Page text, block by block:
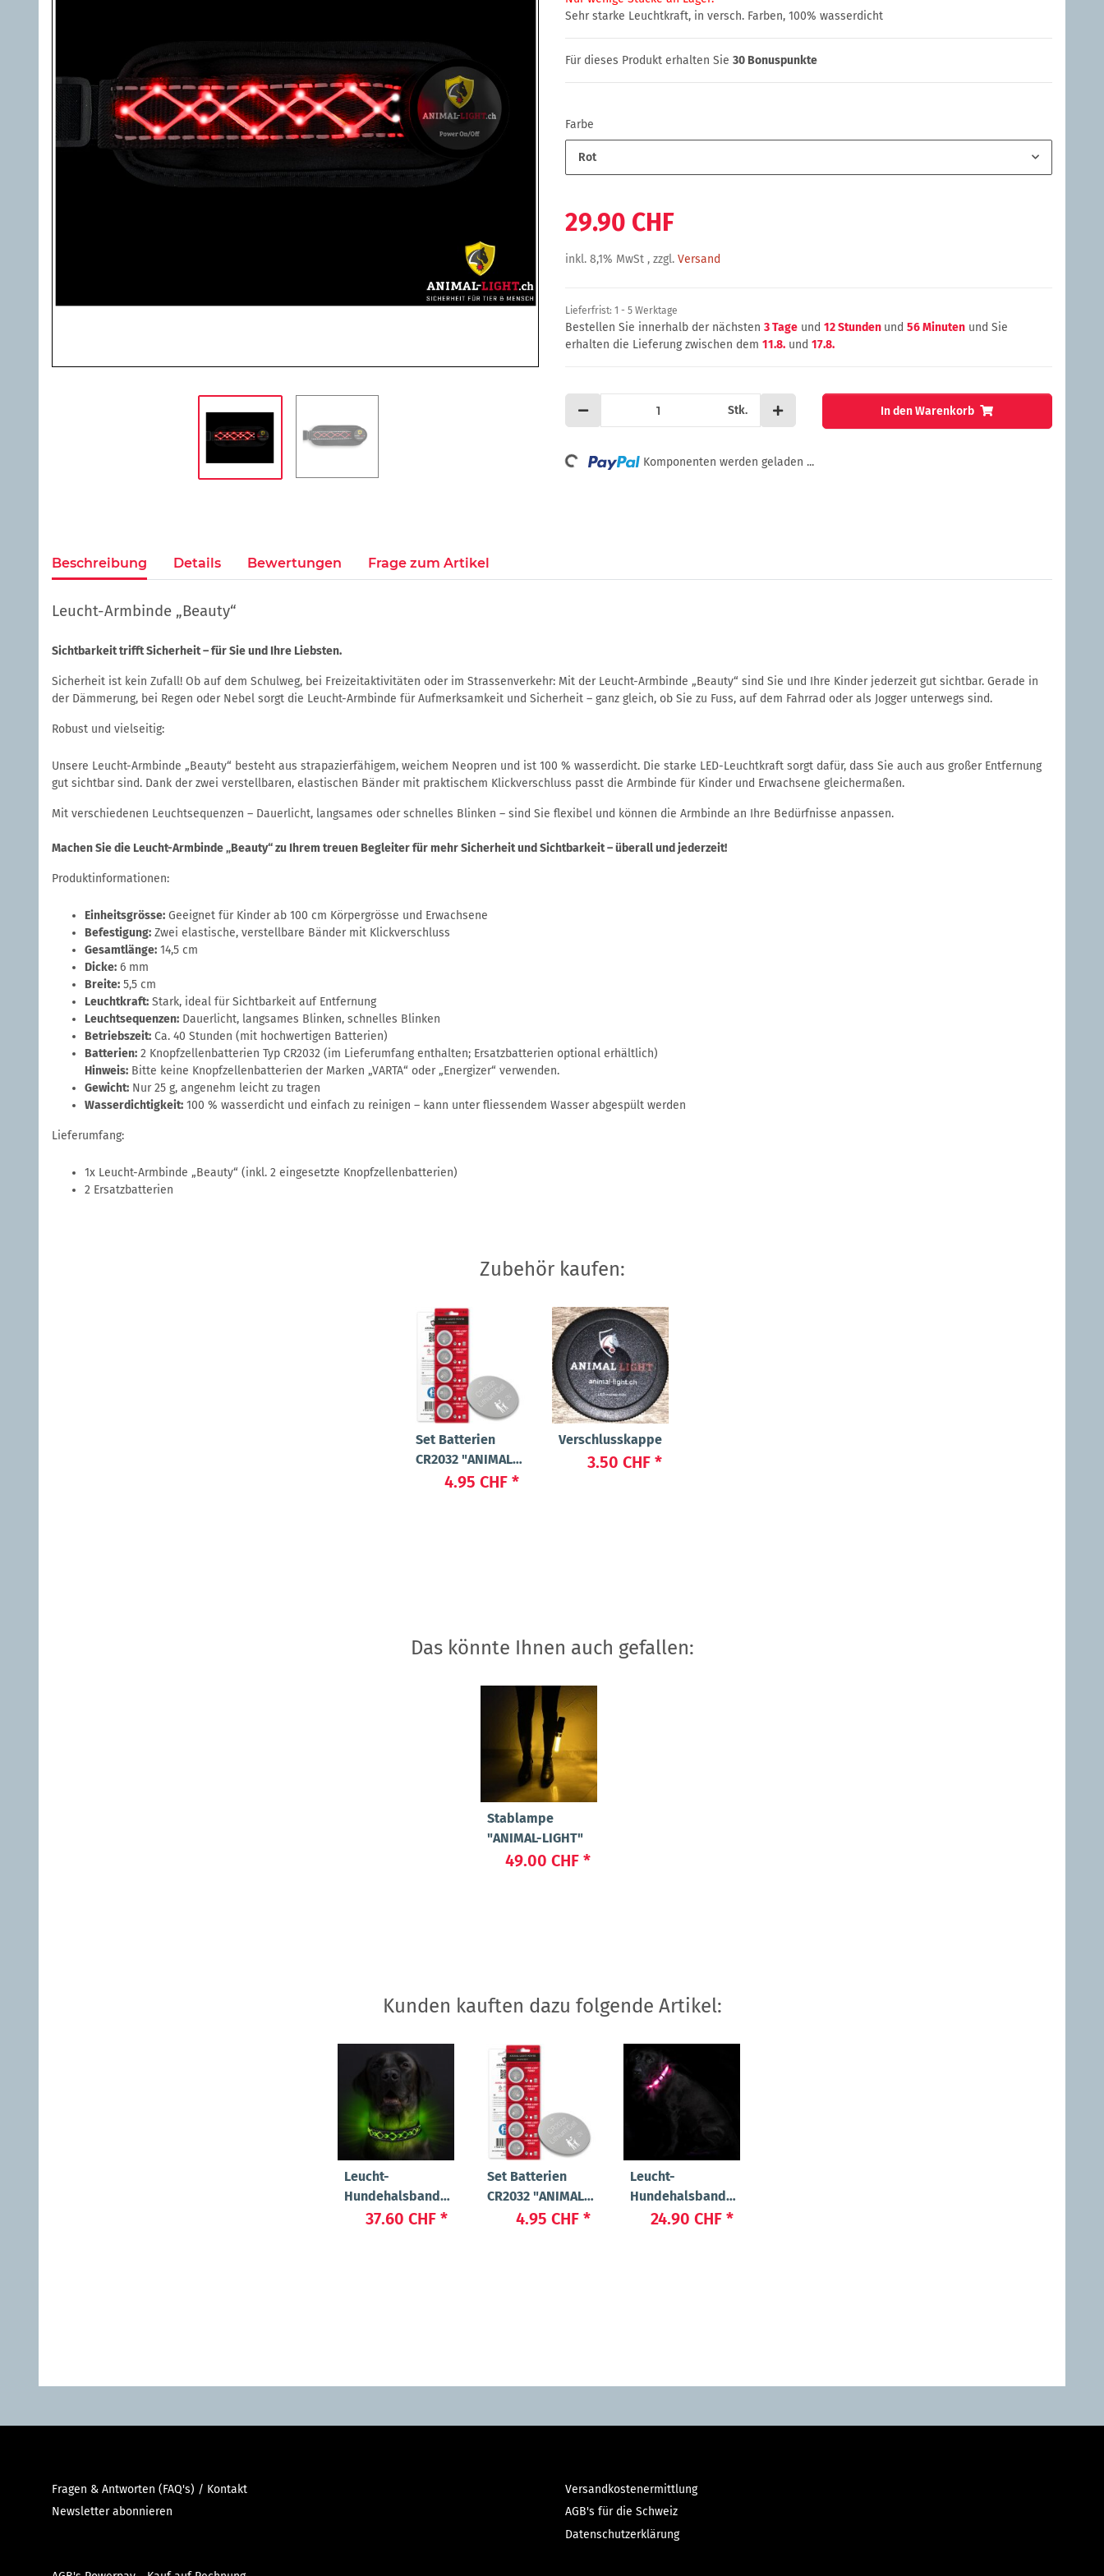
Sehr starke Leuchtkraft, in versch. Farben, 100% wasserdicht
Für dieses Produkt erhalten Sie 30 Bonuspunkte
Farbe
Rot
29.90 CHF
inkl. 8,1% MwSt , zzgl. Versand
Lieferfrist: 1 - 5 Werktage
Bestellen Sie innerhalb der nächsten 3 Tage und 12 Stunden und 56 Minuten und Sie
erhalten die Lieferung zwischen dem 11.8. und 17.8.
Stk. In den Warenkorb
Loading... Komponenten werden geladen ...
Beschreibung Details Bewertungen Frage zum Artikel
Leucht-Armbinde „Beauty“
Sichtbarkeit trifft Sicherheit – für Sie und Ihre Liebsten.
Sicherheit ist kein Zufall! Ob auf dem Schulweg, bei Freizeitaktivitäten oder im Strassenverkehr: Mit der Leucht-Armbinde „Beauty“ sind Sie und Ihre Kinder jederzeit gut sichtbar. Gerade in
der Dämmerung, bei Regen oder Nebel sorgt die Leucht-Armbinde für Aufmerksamkeit und Sicherheit – ganz gleich, ob Sie zu Fuss, auf dem Fahrrad oder als Jogger unterwegs sind.
Robust und vielseitig:
Unsere Leucht-Armbinde „Beauty“ besteht aus strapazierfähigem, weichem Neopren und ist 100 % wasserdicht. Die starke LED-Leuchtkraft sorgt dafür, dass Sie auch aus großer Entfernung
gut sichtbar sind. Dank der zwei verstellbaren, elastischen Bänder mit praktischem Klickverschluss passt die Armbinde für Kinder und Erwachsene gleichermaßen.
Mit verschiedenen Leuchtsequenzen – Dauerlicht, langsames oder schnelles Blinken – sind Sie flexibel und können die Armbinde an Ihre Bedürfnisse anpassen.
Machen Sie die Leucht-Armbinde „Beauty“ zu Ihrem treuen Begleiter für mehr Sicherheit und Sichtbarkeit – überall und jederzeit!
Produktinformationen:
Einheitsgrösse: Geeignet für Kinder ab 100 cm Körpergrösse und Erwachsene
Befestigung: Zwei elastische, verstellbare Bänder mit Klickverschluss
Gesamtlänge: 14,5 cm
Dicke: 6 mm
Breite: 5,5 cm
Leuchtkraft: Stark, ideal für Sichtbarkeit auf Entfernung
Leuchtsequenzen: Dauerlicht, langsames Blinken, schnelles Blinken
Betriebszeit: Ca. 40 Stunden (mit hochwertigen Batterien)
Batterien: 2 Knopfzellenbatterien Typ CR2032 (im Lieferumfang enthalten; Ersatzbatterien optional erhältlich)
Hinweis: Bitte keine Knopfzellenbatterien der Marken „VARTA“ oder „Energizer“ verwenden.
Gewicht: Nur 25 g, angenehm leicht zu tragen
Wasserdichtigkeit: 100 % wasserdicht und einfach zu reinigen – kann unter fliessendem Wasser abgespült werden
Lieferumfang:
1x Leucht-Armbinde „Beauty“ (inkl. 2 eingesetzte Knopfzellenbatterien)
2 Ersatzbatterien
Zubehör kaufen:
Set Batterien
CR2032 "ANIMAL-
LIGHT POWER"
4.95 CHF *
Verschlusskappe
3.50 CHF *
Das könnte Ihnen auch gefallen:
Stablampe
"ANIMAL-LIGHT"
49.00 CHF *
Kunden kauften dazu folgende Artikel:
Leucht-
Hundehalsband
"Beauty"
37.60 CHF *
Set Batterien
CR2032 "ANIMAL-
LIGHT POWER"
4.95 CHF *
Leucht-
Hundehalsband
"Cash"24.90 CHF *
Fragen & Antworten (FAQ's) / Kontakt
Newsletter abonnieren
Versandkostenermittlung
AGB's für die Schweiz
Datenschutzerklärung